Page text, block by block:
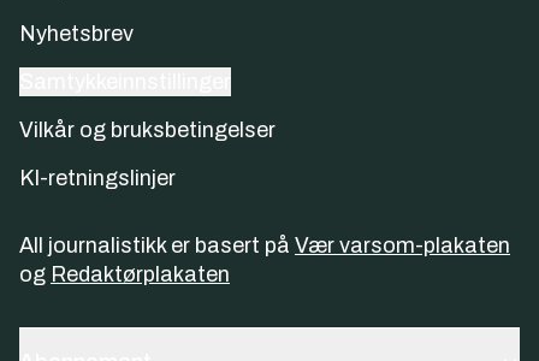
Nyhetsbrev
Vilkår og bruksbetingelser
KI-retningslinjer
All journalistikk er basert på Vær varsom-plakaten
og Redaktørplakaten